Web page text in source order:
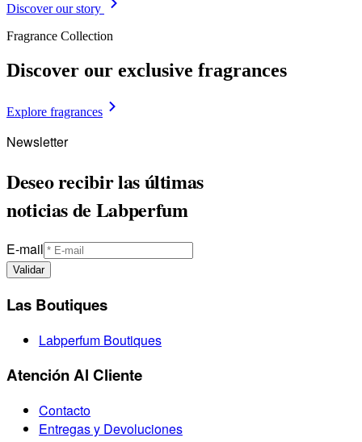
Discover our story
Fragrance Collection
Discover our exclusive fragrances
Explore fragrances
Newsletter
Deseo recibir las últimas
noticias de Labperfum
E-mail
Validar
Las Boutiques
Labperfum Boutiques
Atención Al Cliente
Contacto
Entregas y Devoluciones